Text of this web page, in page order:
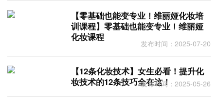
【零基础也能变专业！维丽娅化妆培
训课程】零基础也能变专业！维丽娅
化妆课程
发布时间：2025-07-20
【12条化妆技术】女生必看！提升化
妆技术的12条技巧全在这！发布时间：2025-05-26